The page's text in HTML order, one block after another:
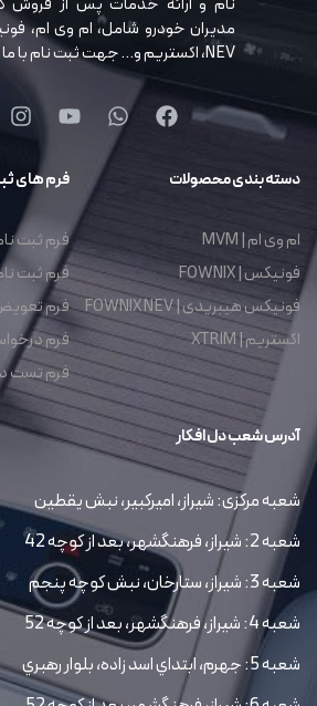
مدیران خودرو شامل، ام وی ام،
NEV، اکستریم و… جهت ثبت نام با ما تماس بگیرید.
دسته بندی محصولات
ام وی ام | MVM
فونیکس | FOWNIX
فونیکس هیبریدی | FOWNIX NEV
اکستریم | XTRIM
فرم های
فرم ثبت
فرم ثبت
فرم
فرم
فرم تست
آدرس شعب دل افکار
شعبه مرکزی: شیراز، امیرکبیر، نبش یقطین
شعبه 2: شیراز، فرهنگشهر، بعد از کوچه 42
شعبه 3: شیراز، ستارخان، نبش کوچه پنجم
شعبه 4: شیراز، فرهنگشهر، بعد از کوچه 52
شعبه 5: جهرم، ابتداي اسد زاده، بلوار رهبري